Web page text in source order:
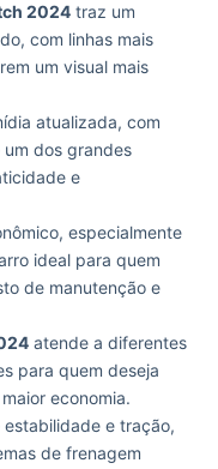
2024 traz um
com linhas mais
um visual mais
atualizada, com
um dos grandes
e
especialmente
ideal para quem
de manutenção e
atende a diferentes
para quem deseja
economia.
e tração,
de frenagem